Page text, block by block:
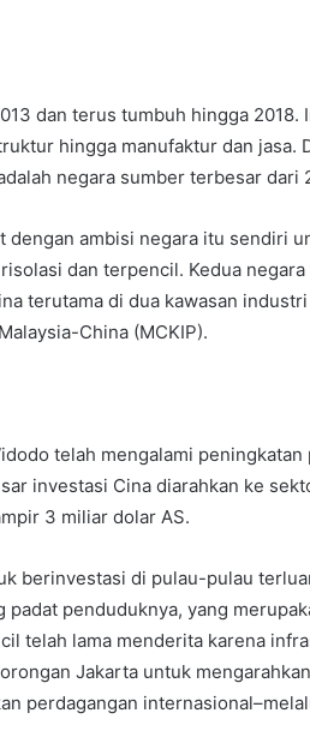
dan terus tumbuh hingga 2018.
hingga manufaktur dan jasa.
negara sumber terbesar dari
ambisi negara itu sendiri
dan terpencil. Kedua
terutama di dua kawasan
China (MCKIP).
telah mengalami peningkatan
investasi Cina diarahkan ke
3 miliar dolar AS.
berinvestasi di pulau-pulau
penduduknya, yang
telah lama menderita karena
Jakarta untuk
perdagangan